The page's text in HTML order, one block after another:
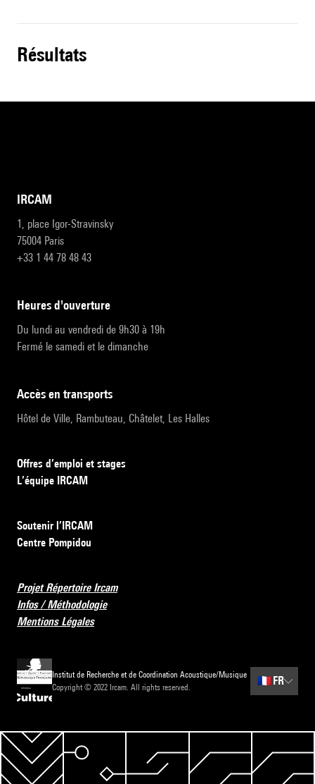
résultats
IRCAM
1, place Igor-Stravinsky
75004 Paris
+33 1 44 78 48 43
heures d'ouverture
Du lundi au vendredi de 9h30 à 19h
Fermé le samedi et le dimanche
accès en transports
Hôtel de Ville, Rambuteau, Châtelet, Les Halles
Offres d’emploi et stages
L’équipe IRCAM
Soutenir l’IRCAM
Centre Pompidou
Projet Répertoire Ircam
Infos / Méthodologie
Mentions Légales
Institut de Recherche et de Coordination Acoustique/Musique
Copyright © 2022 Ircam. All rights reserved.
🇫🇷 FR